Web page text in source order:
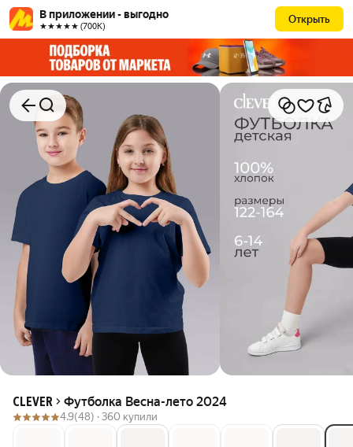
В приложении - выгодно
★★★★★ (700К)
Открыть
CLEVER Футболка Весна-лето 2024
4.9(48) · 360 купили